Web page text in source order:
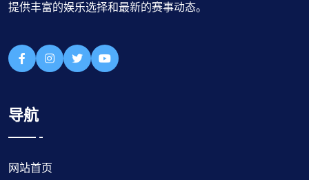
提供丰富的娱乐选择和最新的赛事动态。
导航
网站首页